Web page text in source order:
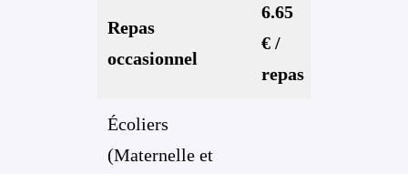
Repas
occasionnel
6.65
€ /
repas
Écoliers
(Maternelle et